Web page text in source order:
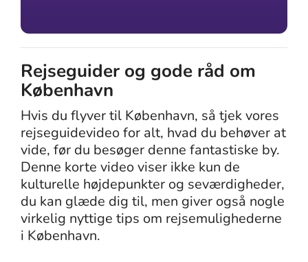
Rejseguider og gode råd om
København
Hvis du flyver til København, så tjek vores
rejseguidevideo for alt, hvad du behøver at
vide, før du besøger denne fantastiske by.
Denne korte video viser ikke kun de
kulturelle højdepunkter og seværdigheder,
du kan glæde dig til, men giver også nogle
virkelig nyttige tips om rejsemulighederne
i København.